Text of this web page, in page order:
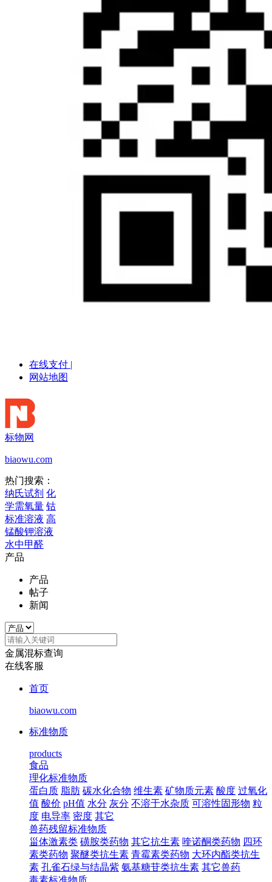
在线支付 |
网站地图
标物网
biaowu.com
热门搜索：
纳氏试剂 化
学需氧量 钴
标准溶液 高
锰酸钾溶液
水中甲醛
产品
产品
帖子
新闻
金属混标查询
在线客服
首页
biaowu.com
标准物质
products
食品
理化标准物质
蛋白质 脂肪 碳水化合物 维生素 矿物质元素 酸度 过氧化
值 酸价 pH值 水分 灰分 不溶于水杂质 可溶性固形物 粒
度 电导率 密度 其它
兽药残留标准物质
甾体激素类 磺胺类药物 其它抗生素 喹诺酮类药物 四环
素类药物 聚醚类抗生素 青霉素类药物 大环内酯类抗生
素 孔雀石绿与结晶紫 氨基糖苷类抗生素 其它兽药
毒素标准物质